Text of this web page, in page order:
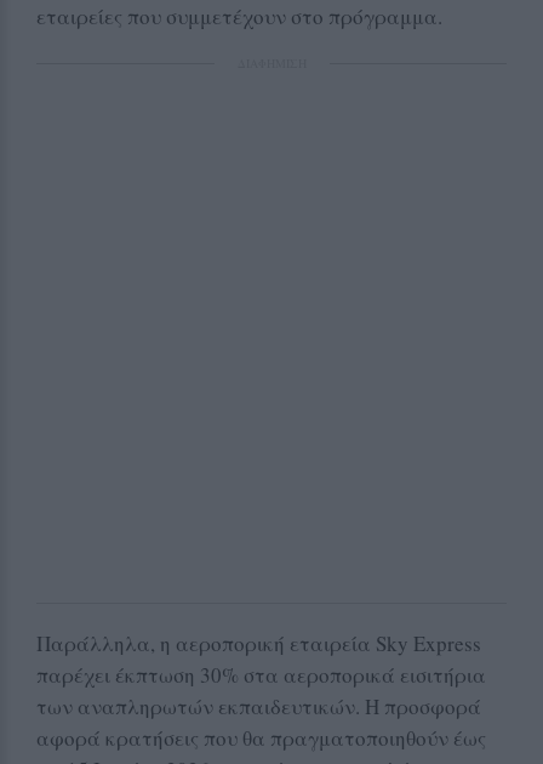
εταιρείες που συμμετέχουν στο πρόγραμμα.
Παράλληλα, η αεροπορική εταιρεία Sky Express
παρέχει έκπτωση 30% στα αεροπορικά εισιτήρια
των αναπληρωτών εκπαιδευτικών. Η προσφορά
αφορά κρατήσεις που θα πραγματοποιηθούν έως